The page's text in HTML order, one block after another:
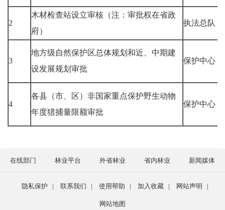
2
木材检查站设立审核（注：审批权在省政
府）
执法总队
3
地方级自然保护区总体规划和近、中期建
设发展规划审批
保护中心
4
各县（市、区）非国家重点保护野生动物
年度猎捕量限额审批
保护中心
在线部门 林业平台 外省林业 省内林业 新闻媒体
隐私保护 | 联系我们 | 使用帮助 | 加入收藏 | 网站声明 |
网站地图